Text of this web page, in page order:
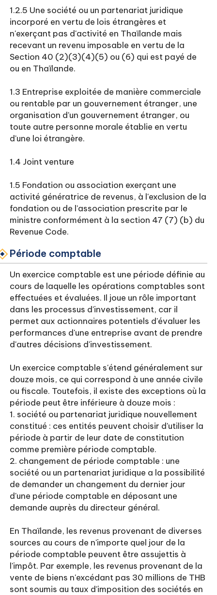
1.2.5 Une société ou un partenariat juridique
incorporé en vertu de lois étrangères et
n'exerçant pas d'activité en Thaïlande mais
recevant un revenu imposable en vertu de la
Section 40 (2)(3)(4)(5) ou (6) qui est payé de
ou en Thaïlande.
1.3 Entreprise exploitée de manière commerciale
ou rentable par un gouvernement étranger, une
organisation d'un gouvernement étranger, ou
toute autre personne morale établie en vertu
d'une loi étrangère.
1.4 Joint venture
1.5 Fondation ou association exerçant une
activité génératrice de revenus, à l'exclusion de la
fondation ou de l'association prescrite par le
ministre conformément à la section 47 (7) (b) du
Revenue Code.
Période comptable
Un exercice comptable est une période définie au
cours de laquelle les opérations comptables sont
effectuées et évaluées. Il joue un rôle important
dans les processus d'investissement, car il
permet aux actionnaires potentiels d'évaluer les
performances d'une entreprise avant de prendre
d'autres décisions d'investissement.
Un exercice comptable s'étend généralement sur
douze mois, ce qui correspond à une année civile
ou fiscale. Toutefois, il existe des exceptions où la
période peut être inférieure à douze mois :
1. société ou partenariat juridique nouvellement
constitué : ces entités peuvent choisir d'utiliser la
période à partir de leur date de constitution
comme première période comptable.
2. changement de période comptable : une
société ou un partenariat juridique a la possibilité
de demander un changement du dernier jour
d'une période comptable en déposant une
demande auprès du directeur général.
En Thaïlande, les revenus provenant de diverses
sources au cours de n'importe quel jour de la
période comptable peuvent être assujettis à
l'impôt. Par exemple, les revenus provenant de la
vente de biens n'excédant pas 30 millions de THB
sont soumis au taux d'imposition des sociétés en